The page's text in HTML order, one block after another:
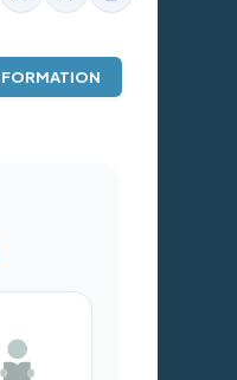
FORMATION